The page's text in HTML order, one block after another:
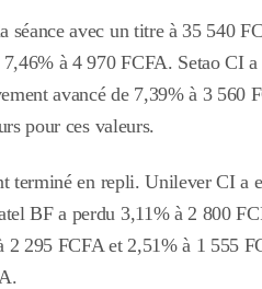
avec un titre à 35 540
à 4 970 FCFA. Setao CI
avancé de 7,39% à 3 560
pour ces valeurs.
terminé en repli. Unilever CI a
BF a perdu 3,11% à 2 800
295 FCFA et 2,51% à 1 555